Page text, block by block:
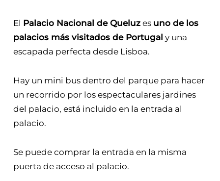
El Palacio Nacional de Queluzes uno de los
palacios más visitados de Portugal y una
escapada perfecta desde Lisboa.
Hay un mini bus dentro del parque para hacer
un recorrido por los espectaculares jardines
del palacio, está incluido en la entrada al
palacio.
Se puede comprar la entrada en la misma
puerta de acceso al palacio.